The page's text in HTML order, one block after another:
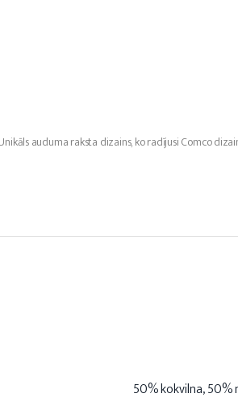
auduma raksta dizains, ko radījusi Comco
50% kokvilna, 50%